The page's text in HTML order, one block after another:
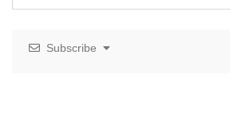
Subscribe